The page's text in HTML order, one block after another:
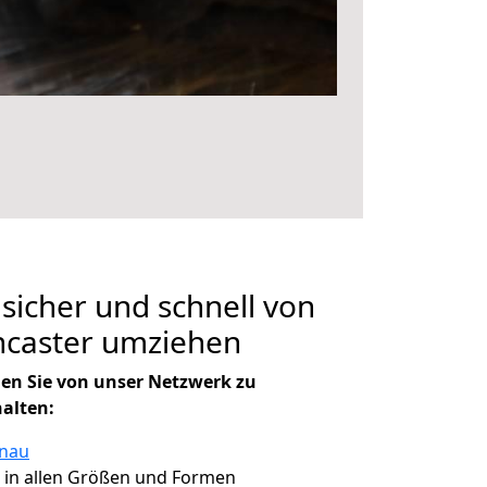
und schnell von
umziehen
Sie von unser Netzwerk zu
in allen Größen und Formen